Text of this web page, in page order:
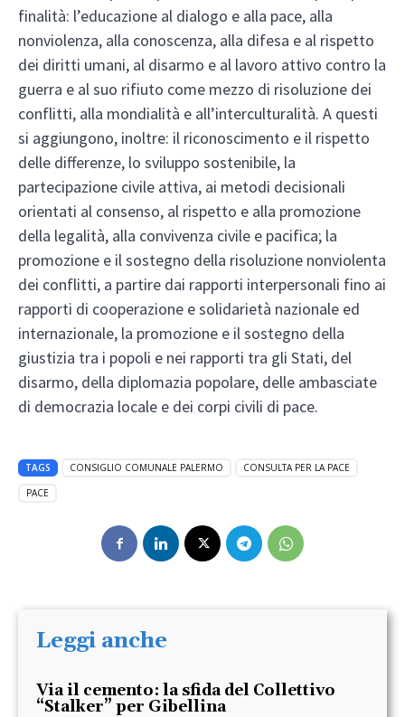
finalità: l’educazione al dialogo e alla pace, alla
nonviolenza, alla conoscenza, alla difesa e al rispetto
dei diritti umani, al disarmo e al lavoro attivo contro la
guerra e al suo rifiuto come mezzo di risoluzione dei
conflitti, alla mondialità e all’interculturalità. A questi
si aggiungono, inoltre: il riconoscimento e il rispetto
delle differenze, lo sviluppo sostenibile, la
partecipazione civile attiva, ai metodi decisionali
orientati al consenso, al rispetto e alla promozione
della legalità, alla convivenza civile e pacifica; la
promozione e il sostegno della risoluzione nonviolenta
dei conflitti, a partire dai rapporti interpersonali fino ai
rapporti di cooperazione e solidarietà nazionale ed
internazionale, la promozione e il sostegno della
giustizia tra i popoli e nei rapporti tra gli Stati, del
disarmo, della diplomazia popolare, delle ambasciate
di democrazia locale e dei corpi civili di pace.
TAGS CONSIGLIO COMUNALE PALERMO
CONSULTA PER LA PACE
PACE
Leggi anche
Via il cemento: la sfida del Collettivo
“Stalker” per Gibellina